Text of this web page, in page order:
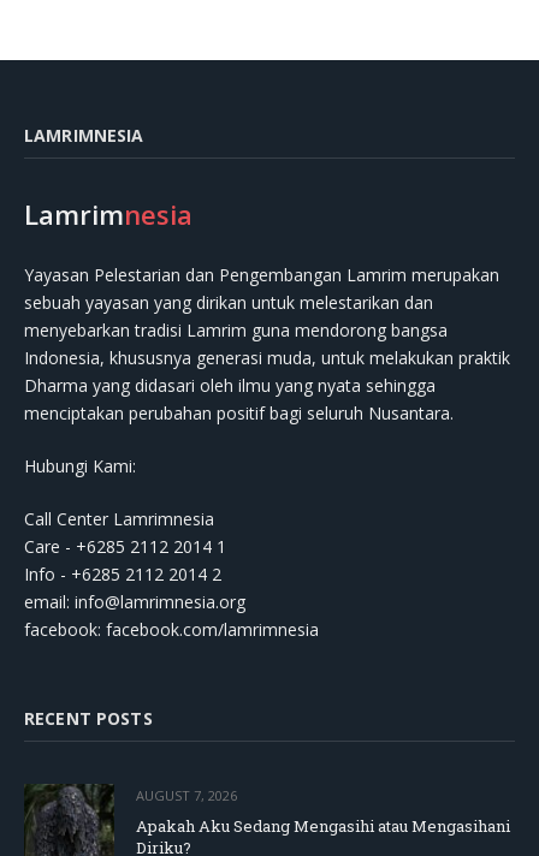
LAMRIMNESIA
Lamrimnesia
Yayasan Pelestarian dan Pengembangan Lamrim merupakan
sebuah yayasan yang dirikan untuk melestarikan dan
menyebarkan tradisi Lamrim guna mendorong bangsa
Indonesia, khususnya generasi muda, untuk melakukan praktik
Dharma yang didasari oleh ilmu yang nyata sehingga
menciptakan perubahan positif bagi seluruh Nusantara.
Hubungi Kami:
Call Center Lamrimnesia
Care - +6285 2112 2014 1
Info - +6285 2112 2014 2
email: info@lamrimnesia.org
facebook: facebook.com/lamrimnesia
RECENT POSTS
AUGUST 7, 2026
Apakah Aku Sedang Mengasihi atau Mengasihani
Diriku?